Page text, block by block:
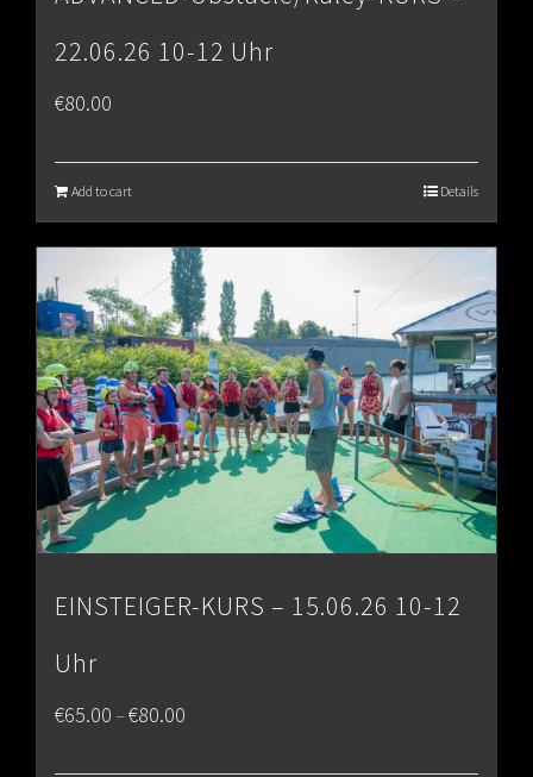
22.06.26 10-12 Uhr
€80.00
Add to cart Details
EINSTEIGER-KURS – 15.06.26 10-12
Uhr
€65.00–€80.00